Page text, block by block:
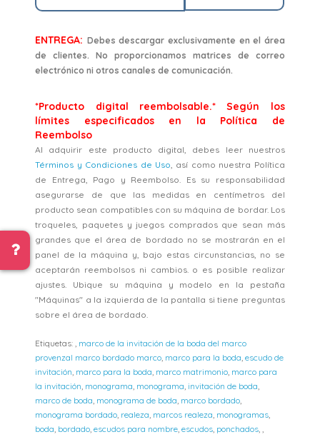
ENTREGA: Debes descargar exclusivamente en el área
de clientes. No proporcionamos matrices de correo
electrónico ni otros canales de comunicación.
*Producto digital reembolsable.* Según los
límites especificados en la Política de
Reembolso
Al adquirir este producto digital, debes leer nuestros
Términos y Condiciones de Uso, así como nuestra Política
de Entrega, Pago y Reembolso. Es su responsabilidad
asegurarse de que las medidas en centímetros del
producto sean compatibles con su máquina de bordar. Los
troqueles, paquetes y juegos comprados que sean más
grandes que el área de bordado no se mostrarán en el
panel de la máquina y, bajo estas circunstancias, no se
aceptarán reembolsos ni cambios. o es posible realizar
ajustes. Ubique su máquina y modelo en la pestaña
"Máquinas" a la izquierda de la pantalla si tiene preguntas
sobre el área de bordado.
Etiquetas:, marco de la invitación de la boda del marco
provenzal marco bordado marco, marco para la boda,escudo de
invitación, marco para la boda, marco matrimonio, marco para
la invitación, monograma, monograma, invitación de boda,
marco de boda, monograma de boda, marco bordado,
monograma bordado, realeza, marcos realeza, monogramas,
boda, bordado,escudos para nombre,escudos, ponchados,,